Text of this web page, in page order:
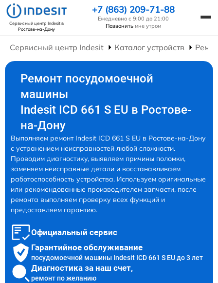
Сервисный центр Indesitв
Ростове-на-Дону
+7 (863) 209-71-88
Ежедневно с 9:00 до 21:00
Позвонить мне утром
Сервисный центр Indesit Каталог устройств
Ремонт посудомоечной
машины
Indesit ICD 661 S EU в Ростове-
на-Дону
Выполняем ремонт Indesit ICD 661 S EU в Ростове-на-Дону
с устранением неисправностей любой сложности.
Проводим диагностику, выявляем причины поломки,
заменяем неисправные детали и восстанавливаем
работоспособность устройства. Используем оригинальные
или рекомендованные производителем запчасти, после
ремонта выполняем проверку всех функций и
предоставляем гарантию.
Официальный сервис
Гарантийное обслуживание
посудомоечной машины Indesit ICD 661 S EU до 3 лет
Диагностика за наш счет,
ремонт по желанию